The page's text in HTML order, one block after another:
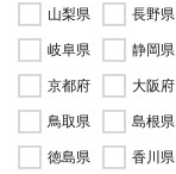
山梨県
長野県
岐阜県
静岡県
京都府
大阪府
鳥取県
島根県
徳島県
香川県